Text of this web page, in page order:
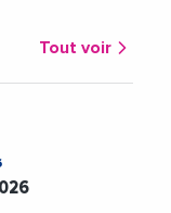
Tout voir